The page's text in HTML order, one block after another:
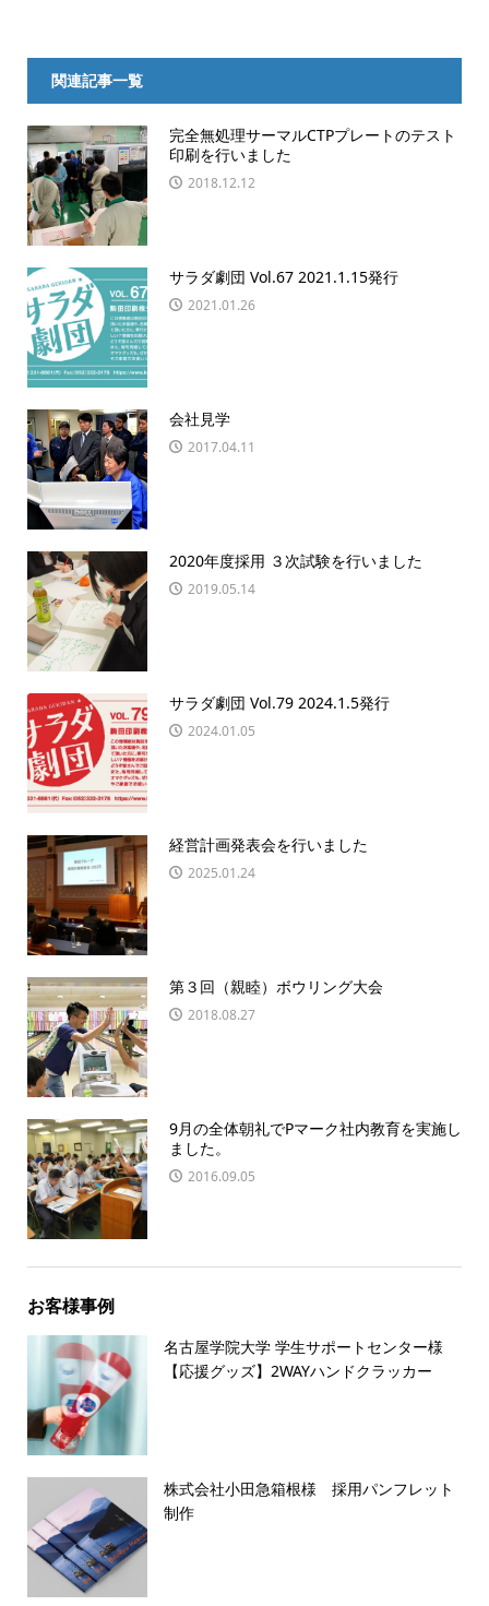
関連記事一覧
完全無処理サーマルCTPプレートのテスト
印刷を行いました
2018.12.12
サラダ劇団 Vol.67 2021.1.15発行
2021.01.26
会社見学
2017.04.11
2020年度採用 ３次試験を行いました
2019.05.14
サラダ劇団 Vol.79 2024.1.5発行
2024.01.05
経営計画発表会を行いました
2025.01.24
第３回（親睦）ボウリング大会
2018.08.27
9月の全体朝礼でPマーク社内教育を実施し
ました。
2016.09.05
お客様事例
名古屋学院大学 学生サポートセンター様
【応援グッズ】2WAYハンドクラッカー
株式会社小田急箱根様 採用パンフレット
制作